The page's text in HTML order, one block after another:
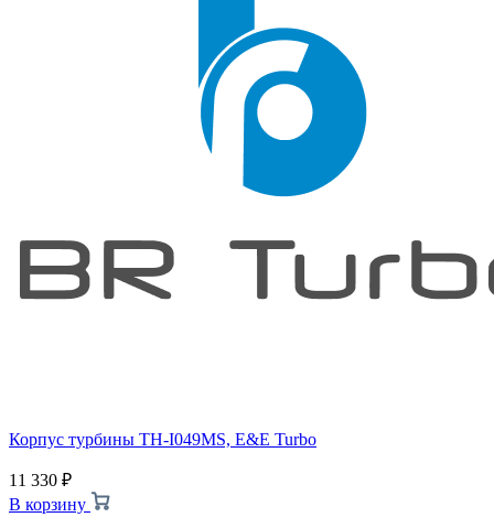
Корпус турбины TH-I049MS, E&E Turbo
11 330 ₽
В корзину